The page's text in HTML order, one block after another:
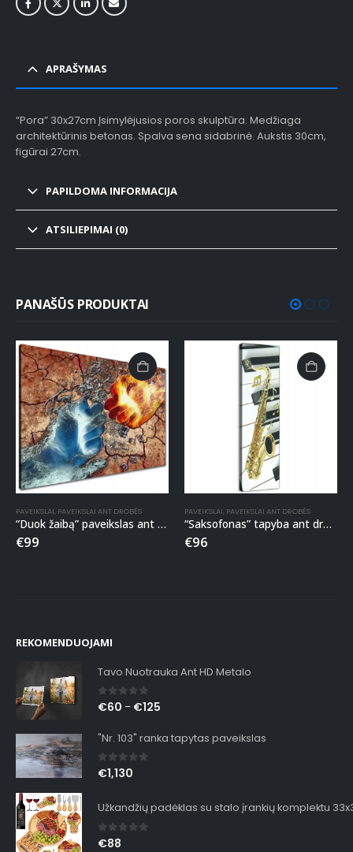
APRAŠYMAS
“Pora” 30x27cm Įsimylėjusios poros skulptūra. Medžiaga
architektūrinis betonas. Spalva sena sidabrinė. Aukstis 30cm,
figūrai 27cm.
PAPILDOMA INFORMACIJA
ATSILIEPIMAI (0)
PANAŠŪS PRODUKTAI
PAVEIKSLAI, PAVEIKSLAI ANT DROBĖS
“Duok žaibą” paveikslas ant drobės
€99
PAVEIKSLAI, PAVEIKSLAI ANT DROBĖS
“Saksofonas” tapyba ant drobės
€96
REKOMENDUOJAMI
Tavo Nuotrauka Ant HD Metalo
0out of 5
€60 – €125
"Nr. 103" ranka tapytas paveikslas
0out of 5
€1,130
Užkandžių padėklas su stalo įrankių komplektu
0out of 5
€88